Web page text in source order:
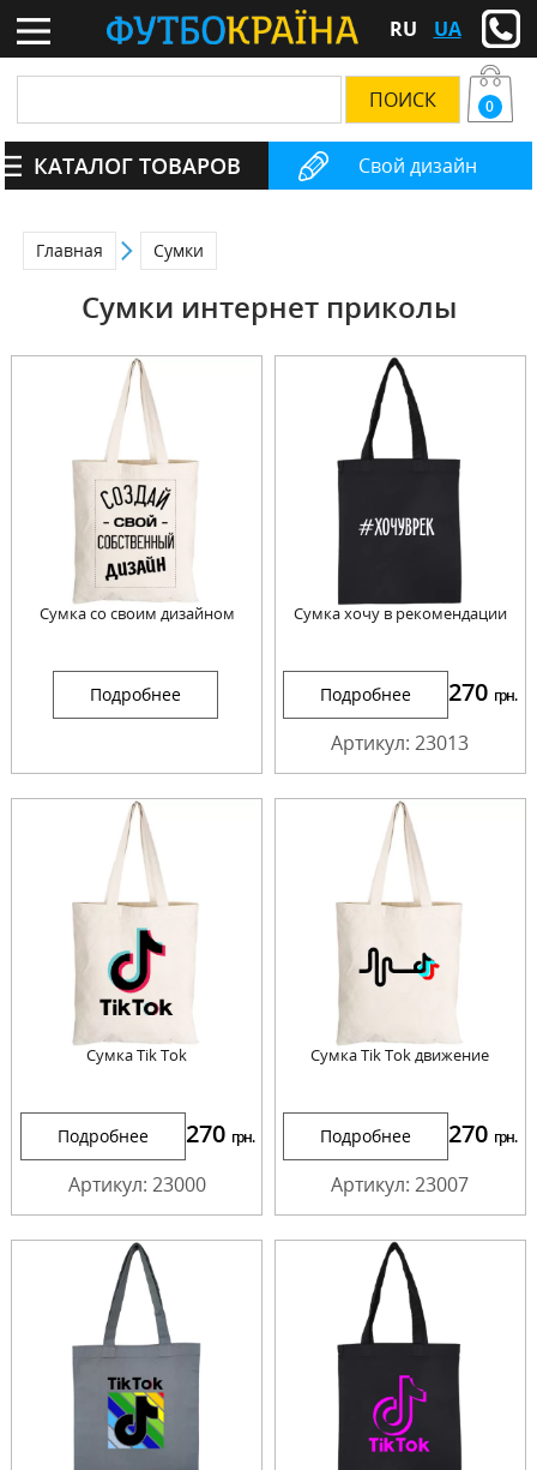
RU UA
Свой дизайн
0
КАТАЛОГ ТОВАРОВ
Главная Сумки
Сумки интернет приколы
Сумка со своим дизайном
Подробнее
Сумка хочу в рекомендации
Подробнее 270 грн.
Артикул: 23013
Сумка Tik Tok
Подробнее 270 грн.
Артикул: 23000
Сумка Tik Tok движение
Подробнее 270 грн.
Артикул: 23007